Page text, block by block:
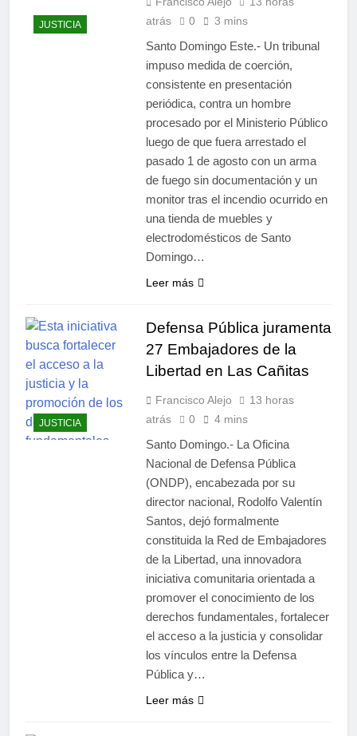
JUSTICIA
atrás
0 3 mins
Santo Domingo Este.- Un tribunal
impuso medida de coerción,
consistente en presentación
periódica, contra un hombre
procesado por el Ministerio Público
luego de que fuera arrestado el
pasado 1 de agosto con un arma
de fuego sin documentación y un
monitor tras el incendio ocurrido en
una tienda de muebles y
electrodomésticos de Santo
Domingo…
Leer más
JUSTICIA
Defensa Pública juramenta
27 Embajadores de la
Libertad en Las Cañitas
Francisco Alejo
13 horas
atrás
0 4 mins
Santo Domingo.- La Oficina
Nacional de Defensa Pública
(ONDP), encabezada por su
director nacional, Rodolfo Valentín
Santos, dejó formalmente
constituida la Red de Embajadores
de la Libertad, una innovadora
iniciativa comunitaria orientada a
promover el conocimiento de los
derechos fundamentales, fortalecer
el acceso a la justicia y consolidar
los vínculos entre la Defensa
Pública y…
Leer más